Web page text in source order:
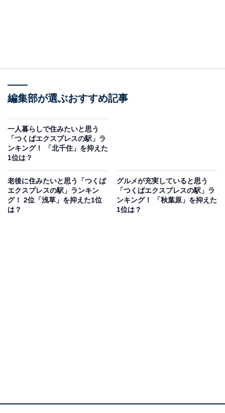
都）、「都心に近い割に家賃が安く商業施設も充実して
いるから」（30代男性／東京都）、「近くに大きなファ
ている。6線以上乗り入れの駅は便利」（40代女性／埼
玉県）、「東京で家賃が安い。かつ、ここ5年で栄えた
街でもあるので活気がある。足立区で治安が悪いように
などの声がありました。
編集部が選ぶおすすめ記事
一人暮らしで住みたいと思う
「つくばエクスプレスの駅」ラ
ンキング！ 「北千住」を抑えた
1位は？
老後に住みたいと思う「つくば
エクスプレスの駅」ランキン
グ！ 2位「浅草」を抑えた1位
は？
グルメが充実していると思う
「つくばエクスプレスの駅」ラ
ンキング！ 「秋葉原」を抑えた
1位は？